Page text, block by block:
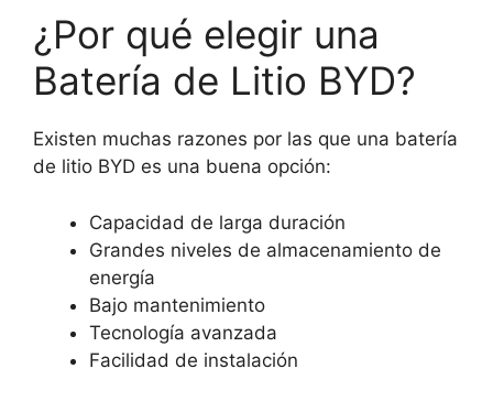
¿Por qué elegir una
Batería de Litio BYD?
Existen muchas razones por las que una batería
de litio BYD es una buena opción:
Capacidad de larga duración
Grandes niveles de almacenamiento de
energía
Bajo mantenimiento
Tecnología avanzada
Facilidad de instalación